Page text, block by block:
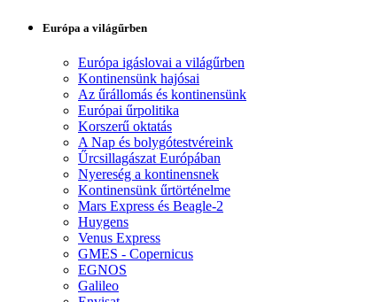
Európa a világűrben
Európa igáslovai a világűrben
Kontinensünk hajósai
Az űrállomás és kontinensünk
Európai űrpolitika
Korszerű oktatás
A Nap és bolygótestvéreink
Űrcsillagászat Európában
Nyereség a kontinensnek
Kontinensünk űrtörténelme
Mars Express és Beagle-2
Huygens
Venus Express
GMES - Copernicus
EGNOS
Galileo